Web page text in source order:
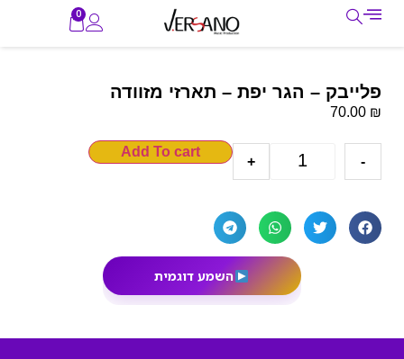
0
פלייבק – הגר יפת – תארזי מזוודה
70.00 ₪
-
+
Add To cart
השמע דוגמית